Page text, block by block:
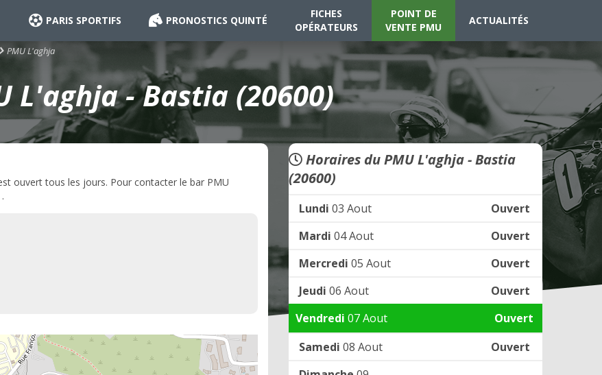
PARIS SPORTIFS PRONOSTICS QUINTÉ
FICHES
OPÉRATEURS
POINT DE
VENTE PMU
ACTUALITÉS
PMU L'aghja
L'aghja - Bastia (20600)
ouvert tous les jours. Pour contacter le bar PMU
Horaires du PMU L'aghja - Bastia
(20600)
Lundi 03 Aout
Ouvert
Mardi 04 Aout
Ouvert
Mercredi 05 Aout
Ouvert
Jeudi 06 Aout
Ouvert
Vendredi 07 Aout
Ouvert
Samedi 08 Aout
Ouvert